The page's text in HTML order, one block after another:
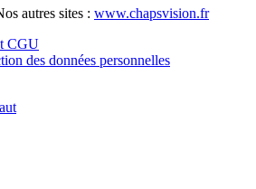
autres sites : www.chapsvision.fr
CGU
des données personnelles